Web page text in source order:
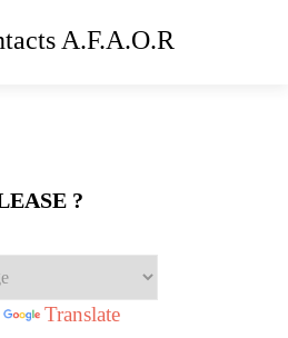
A.F.A.O.R
?
Translate